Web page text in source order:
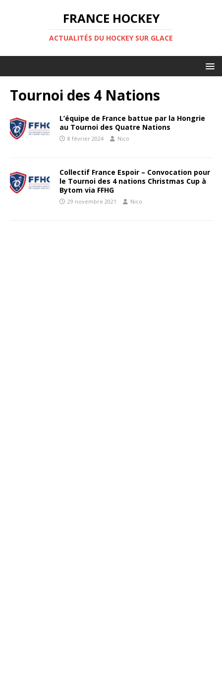
FRANCE HOCKEY
ACTUALITÉS DU HOCKEY SUR GLACE
Tournoi des 4 Nations
L’équipe de France battue par la Hongrie
au Tournoi des Quatre Nations
8 février 2024 Nico
Collectif France Espoir – Convocation pour
le Tournoi des 4 nations Christmas Cup à
Bytom via FFHG
29 novembre 2021 Nico